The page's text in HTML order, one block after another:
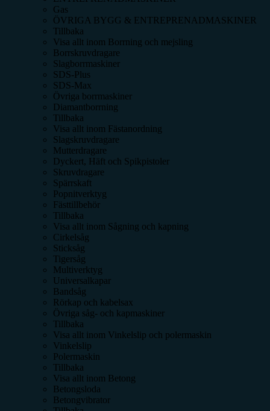
Gas
ÖVRIGA BYGG & ENTREPRENADMASKINER
Tillbaka
Visa allt inom Borrning och mejsling
Borrskruvdragare
Slagborrmaskiner
SDS-Plus
SDS-Max
Övriga borrmaskiner
Diamantborrning
Tillbaka
Visa allt inom Fästanordning
Slagskruvdragare
Mutterdragare
Dyckert, Häft och Spikpistoler
Skruvdragare
Spärrskaft
Popnitverktyg
Fästtillbehör
Tillbaka
Visa allt inom Sågning och kapning
Cirkelsåg
Sticksåg
Tigersåg
Multiverktyg
Universalkapar
Bandsåg
Rörkap och kabelsax
Övriga såg- och kapmaskiner
Tillbaka
Visa allt inom Vinkelslip och polermaskin
Vinkelslip
Polermaskin
Tillbaka
Visa allt inom Betong
Betongsloda
Betongvibrator